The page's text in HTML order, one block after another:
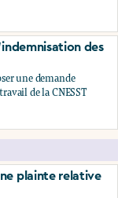
à votre employeur
des
une demande
de la CNESST
des
plainte relative